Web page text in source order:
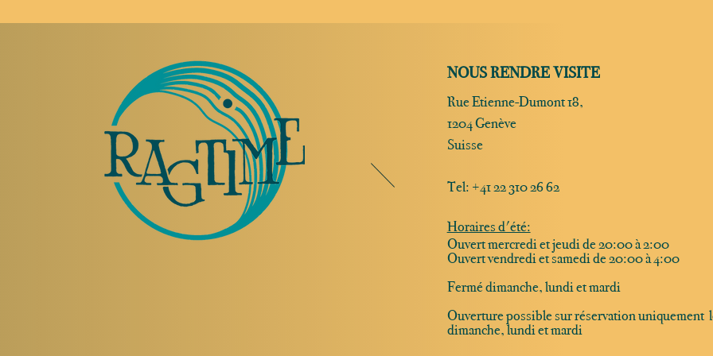
NOUS RENDRE VISITE
Rue Etienne-Dumont 18,
1204 Genève
Suisse
Tel: +41 22 310 26 62
Horaires d'été:
Ouvert mercredi et jeudi de 20:00 à 2:00
Ouvert vendredi et samedi de 20:00 à 4:00
Fermé dimanche, lundi et mardi
Ouverture possible sur réservation uniquement
dimanche, lundi et mardi